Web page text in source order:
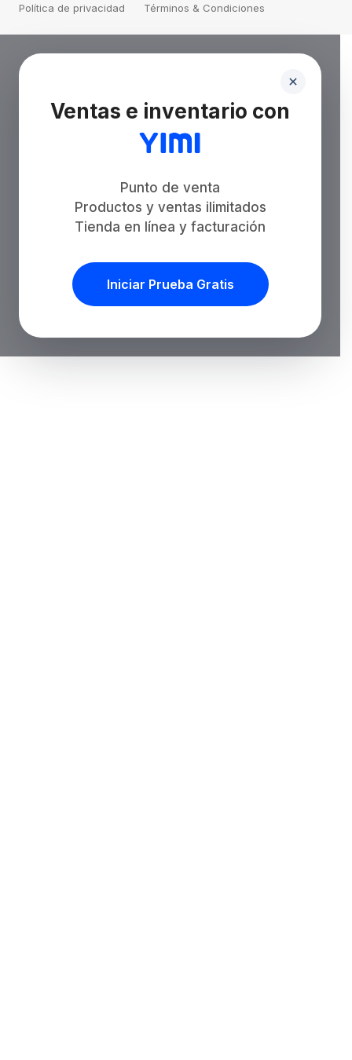
Política de privacidad
Términos & Condiciones
Ventas e inventario con
Punto de venta
Productos y ventas ilimitados
Tienda en línea y facturación
Iniciar Prueba Gratis